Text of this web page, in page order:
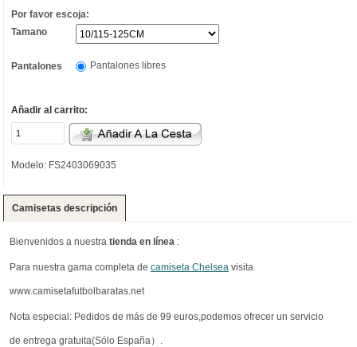
Por favor escoja:
Tamano
Pantalones Pantalones libres
Añadir al carrito:
Modelo: FS2403069035
Camisetas descripción
Bienvenidos a nuestra tienda en línea :
Para nuestra gama completa de camiseta Chelsea visita
www.camisetafutbolbaratas.net
Nota especial: Pedidos de más de 99 euros,podemos ofrecer un servicio
de entrega gratuita(Sólo España）.